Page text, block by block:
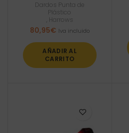
Dardos Punta de
Plástico
Harrows
80,95€ Iva incluido
AÑADIR AL
CARRITO